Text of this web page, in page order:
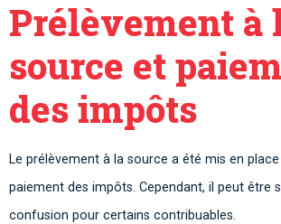
Prélèvement à
source et
des impôts
Le prélèvement à la source a été mis en
paiement des impôts. Cependant, il peut être
confusion pour certains contribuables.